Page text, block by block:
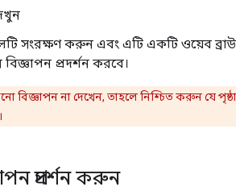
সংরক্ষণ করুন এবং এটি একটি ওয়েব
প্রদর্শন করবে।
বিজ্ঞাপন না দেখেন, তাহলে নিশ্চিত করুন যে
প্রদর্শন করুন